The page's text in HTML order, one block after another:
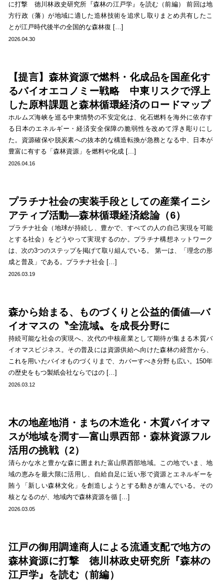
に打撃 徳川林政史研究所『森林の江戸学』を読む（前編） 前回は地
方行政（藩）が地域に適した造林技術を追求し取りまとめ共有したこ
とが江戸時代後半の全国的な森林復 […]
2026.04.30
【提言】森林資源で燃料・化成品を国産化す
るバイオエコノミー戦略 中東リスクで浮上
した原料課題と森林循環経済のロードマップ
ホルムズ海峡を巡る中東情勢の不安定化は、化石燃料を海外に依存す
る日本のエネルギー・経済安全保障の脆弱性を改めて浮き彫りにし
た。資源確保や脱炭素への抜本的な構造転換が急務となる中、日本が
豊富に有する「森林資源」を燃料や化成 […]
2026.04.16
プラチナ社会の実装手段としての産業イニシ
アティブ活動―森林循環経済総論（6）
プラチナ社会（地球が持続し、豊かで、すべての人の自己実現を可能
とする社会）をどうやって実現するのか。プラチナ構想ネットワーク
は、次の3つのステップを掲げて取り組んでいる。 第一は、「理念の形
成と普及」である。プラチナ社会 […]
2026.03.19
森から始まる、ものづくりと公益的価値―バ
イオマスの〝全流域〟を成長分野に
持続可能な社会の実現へ、次代の中核産業として期待が集まる木質バ
イオマスビジネス。その普及には資源供給へ向けた森林の経営から、
これを用いたバイオものづくりまで、カバーすべき分野も広い。150年
の歴史をもつ製紙会社ならではの […]
2026.03.12
木の地産地消・まちの木造化・木質バイオマ
スが地域を潤す―富山県西部・森林資源フル
活用の挑戦（2）
清らかな水と豊かな森に囲まれた富山県西部地域。この地でいま、地
域の恵みを最大限に活用し、自給自足に近い形で資源とエネルギーを
賄う「新しい森林文化」を創造しようとする動きが進んでいる。その
核となるのが、地域内で森林資源を循 […]
2026.03.05
江戸の御用調達商人による流通支配で地方の
森林資源に打撃 徳川林政史研究所『森林の
江戸学』を読む（前編）